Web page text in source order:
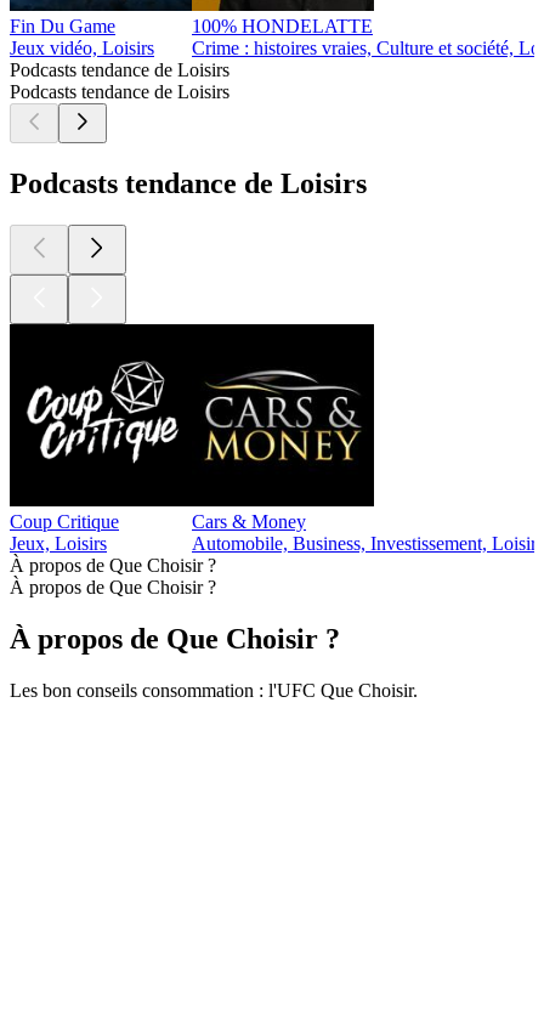
Fin Du Game
Jeux vidéo, Loisirs
100% HONDELATTE
Crime : histoires vraies, Culture et société,
Podcasts tendance de Loisirs
Podcasts tendance de Loisirs
Podcasts tendance de Loisirs
Coup Critique
Jeux, Loisirs
Cars & Money
Automobile, Business, Investissement, Loisirs
À propos de Que Choisir ?
À propos de Que Choisir ?
À propos de Que Choisir ?
Les bon conseils consommation : l'UFC Que Choisir.